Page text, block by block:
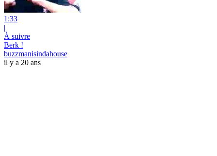
1:33
|
À suivre
Berk !
buzzmanisindahouse
il y a 20 ans